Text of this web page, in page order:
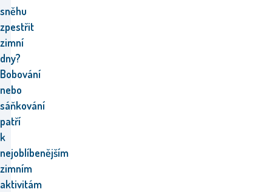
sněhu
zpestřit
zimní
dny?
Bobování
nebo
sáňkování
patří
k
nejoblíbenějším
zimním
aktivitám